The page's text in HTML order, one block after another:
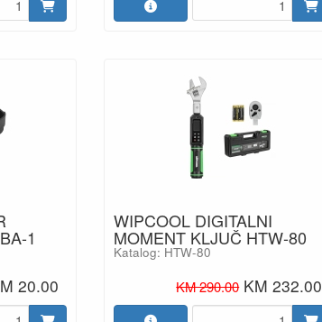
1
20.00
WIPCOOL DIGITALNI
MOMENT KLJUČ HTW-80
Katalog: HTW-80
KM 290.00 KM 232.00